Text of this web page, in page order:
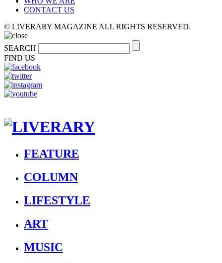
CONTACT US
© LIVERARY MAGAZINE ALL RIGHTS RESERVED.
SEARCH
FIND US
FEATURE
COLUMN
LIFESTYLE
ART
MUSIC